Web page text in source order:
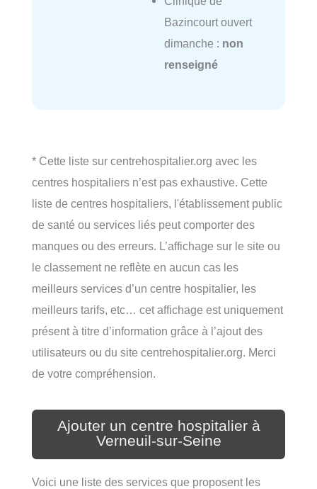
Bazincourt ouvert
dimanche : non
renseigné
* Cette liste sur centrehospitalier.org avec les
centres hospitaliers n’est pas exhaustive. Cette
liste de centres hospitaliers, l'établissement public
de santé ou services liés peut comporter des
manques ou des erreurs. L’affichage sur le site ou
le classement ne reflète en aucun cas les
meilleurs services d’un centre hospitalier, les
meilleurs tarifs, etc… cet affichage est uniquement
présent à titre d’information grâce à l’ajout des
utilisateurs ou du site centrehospitalier.org. Merci
de votre compréhension.
Ajouter un centre hospitalier à
Verneuil-sur-Seine
Voici une liste des services que proposent les